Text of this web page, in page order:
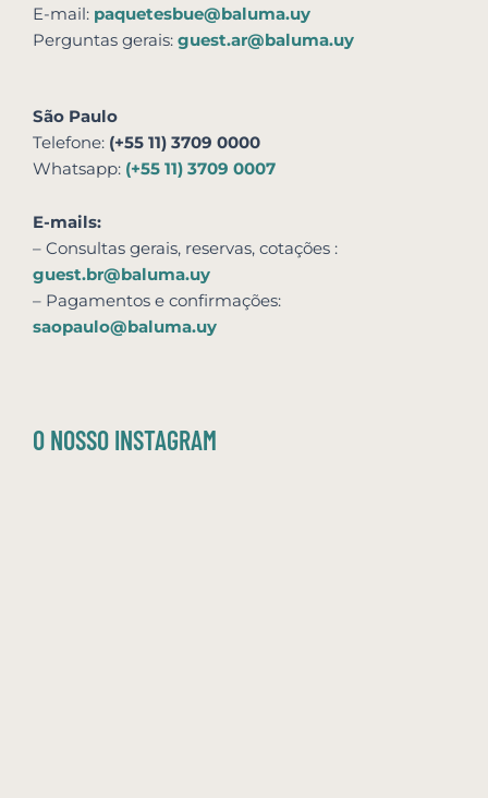
E-mail: paquetesbue@baluma.uy
Perguntas gerais: guest.ar@baluma.uy
São Paulo
Telefone: (+55 11) 3709 0000
Whatsapp: (+55 11) 3709 0007
E-mails:
– Consultas gerais, reservas, cotações :
guest.br@baluma.uy
– Pagamentos e confirmações:
saopaulo@baluma.uy
O NOSSO INSTAGRAM